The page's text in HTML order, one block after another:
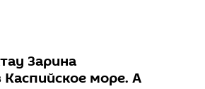
Зарина
море. А